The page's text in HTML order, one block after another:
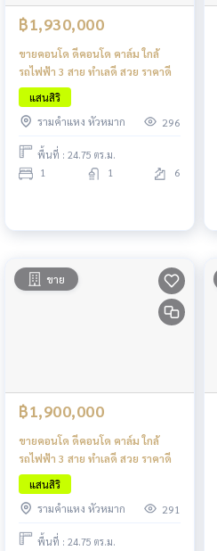
฿1,930,000
ขายคอนโด ดีคอนโด คาล์ม ใกล้
รถไฟฟ้า 3 สาย ทำเลดี สวย ราคาดี
แสนสิริ
รามคำแหง หัวหมาก
296
พื้นที่ : 24.75 ตร.ม.
1 1 6
ขาย
฿1,900,000
ขายคอนโด ดีคอนโด คาล์ม ใกล้
รถไฟฟ้า 3 สาย ทำเลดี สวย ราคาดี
แสนสิริ
รามคำแหง หัวหมาก
291
พื้นที่ : 24.75 ตร.ม.